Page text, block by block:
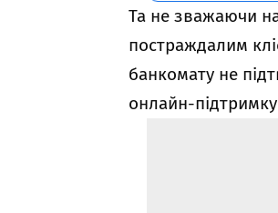
Та не зважаючи на
постраждалим
банкомату не
онлайн-